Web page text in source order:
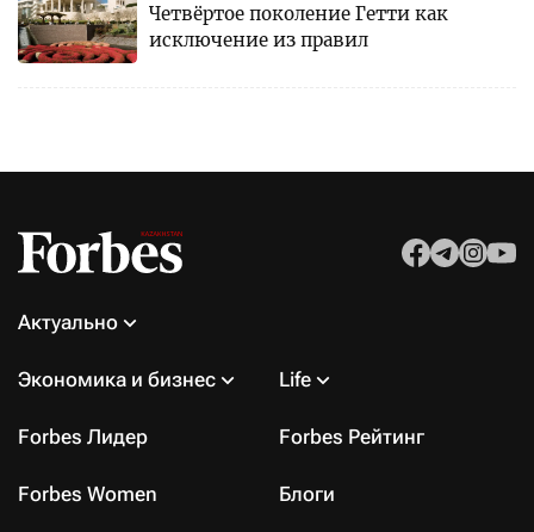
Четвёртое поколение Гетти как
исключение из правил
Актуально
Экономика и бизнес Life
Forbes Лидер Forbes Рейтинг
Forbes Women Блоги